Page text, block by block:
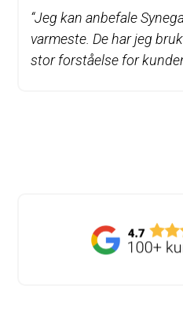
“Jeg kan anbefale
varmeste. De har jeg
stor forståelse for